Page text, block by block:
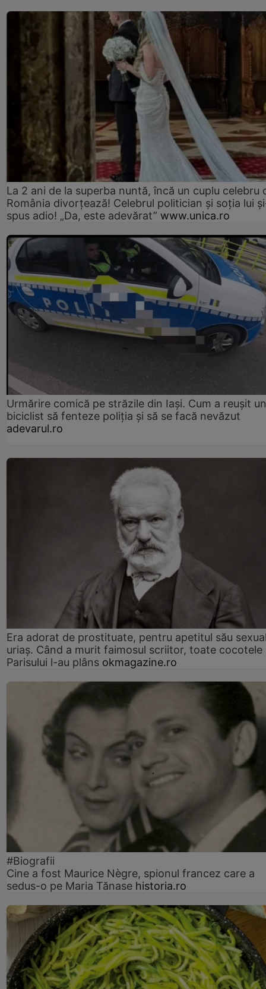
La 2 ani de la superba nuntă, încă un cuplu celebru
România divorțează! Celebrul politician și soția lui
spus adio! „Da, este adevărat” www.unica.ro
Urmărire comică pe străzile din Iași. Cum a reușit un
biciclist să fenteze poliția și să se facă nevăzut
adevarul.ro
Era adorat de prostituate, pentru apetitul său
uriaș. Când a murit faimosul scriitor, toate cocotele
Parisului l-au plâns okmagazine.ro
#Biografii
Cine a fost Maurice Nègre, spionul francez care a
sedus-o pe Maria Tănase historia.ro